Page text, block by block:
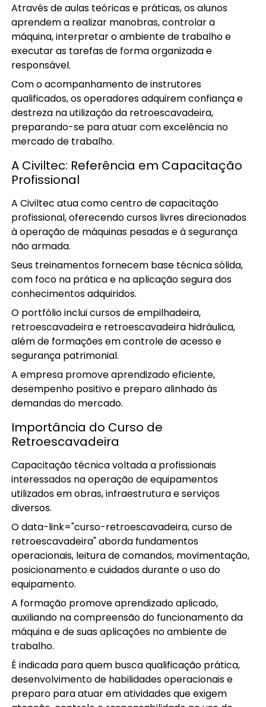
Através de aulas teóricas e práticas, os alunos
aprendem a realizar manobras, controlar a
máquina, interpretar o ambiente de trabalho e
executar as tarefas de forma organizada e
responsável.
Com o acompanhamento de instrutores
qualificados, os operadores adquirem confiança e
destreza na utilização da retroescavadeira,
preparando-se para atuar com excelência no
mercado de trabalho.
A Civiltec: Referência em Capacitação
Profissional
A Civiltec atua como centro de capacitação
profissional, oferecendo cursos livres direcionados
à operação de máquinas pesadas e à segurança
não armada.
Seus treinamentos fornecem base técnica sólida,
com foco na prática e na aplicação segura dos
conhecimentos adquiridos.
O portfólio inclui cursos de empilhadeira,
retroescavadeira e retroescavadeira hidráulica,
além de formações em controle de acesso e
segurança patrimonial.
A empresa promove aprendizado eficiente,
desempenho positivo e preparo alinhado às
demandas do mercado.
Importância do Curso de
Retroescavadeira
Capacitação técnica voltada a profissionais
interessados na operação de equipamentos
utilizados em obras, infraestrutura e serviços
diversos.
O data-link="curso-retroescavadeira, curso de
retroescavadeira" aborda fundamentos
operacionais, leitura de comandos, movimentação,
posicionamento e cuidados durante o uso do
equipamento.
A formação promove aprendizado aplicado,
auxiliando na compreensão do funcionamento da
máquina e de suas aplicações no ambiente de
trabalho.
É indicada para quem busca qualificação prática,
desenvolvimento de habilidades operacionais e
preparo para atuar em atividades que exigem